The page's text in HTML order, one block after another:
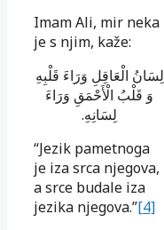
Imam Ali, mir neka
je s njim, kaže:
لِسَانُ الْعَاقِلِ وَرَاءَ قَلْبِهِ
وَ قَلْبُ الْأَحْمَقِ وَرَاءَ
لِسَانِهِ.
“Jezik pametnoga
je iza srca njegova,
a srce budale iza
jezika njegova.”[4]